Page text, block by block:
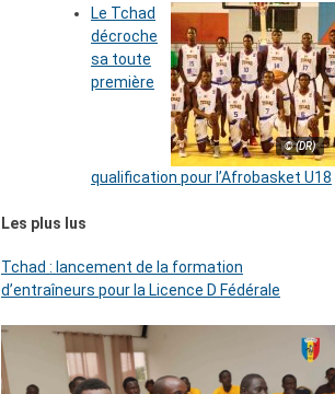
© (DR)
Le Tchad
décroche
sa toute
première
qualification pour l’Afrobasket U18
Les plus lus
Tchad : lancement de la formation
d’entraîneurs pour la Licence D Fédérale